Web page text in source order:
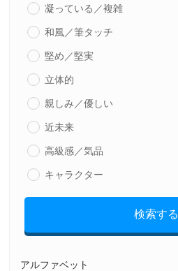
凝っている／複雑
和風／筆タッチ
堅め／堅実
立体的
親しみ／優しい
近未来
高級感／気品
キャラクター
検索する
アルファベット